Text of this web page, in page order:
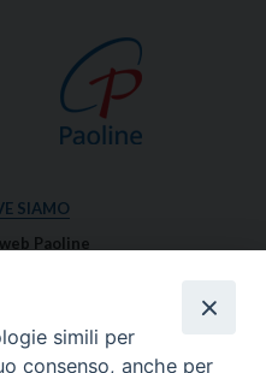
SIAMO
Paoline
dal governo generale
simili per
consenso, anche per